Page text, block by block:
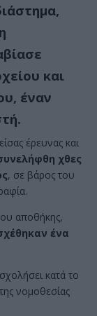
και
έναν
έρευνας και
χθες
, σε βάρος του
αποθήκης,
ένα
κατά το
νομοθεσίας